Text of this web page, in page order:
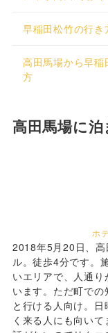
早稲田松竹の行き
高田馬場から早稲
方
高田馬場に泊
ホ
2018年5月20日、
ル。徒歩4分です。
いエリアで、人通
います。ただ町で
と行ける人向け。
く来る人にも向い